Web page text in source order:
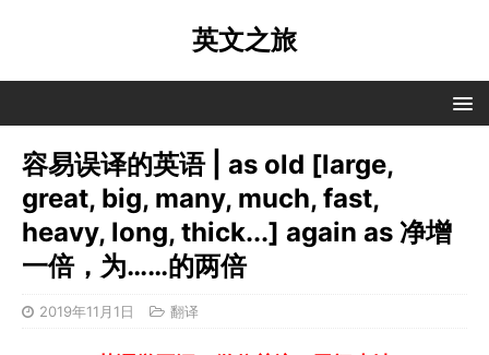
英文之旅
容易误译的英语 | as old [large,
great, big, many, much, fast,
heavy, long, thick...] again as 净增
一倍，为……的两倍
2019年11月1日 翻译